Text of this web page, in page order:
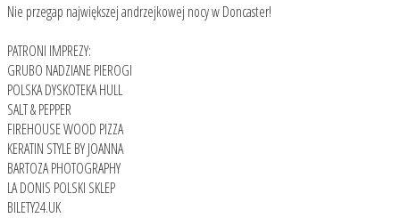
Nie przegap największej andrzejkowej nocy w Doncaster!
PATRONI IMPREZY:
GRUBO NADZIANE PIEROGI
POLSKA DYSKOTEKA HULL
SALT & PEPPER
FIREHOUSE WOOD PIZZA
KERATIN STYLE BY JOANNA
BARTOZA PHOTOGRAPHY
LA DONIS POLSKI SKLEP
BILETY24.UK